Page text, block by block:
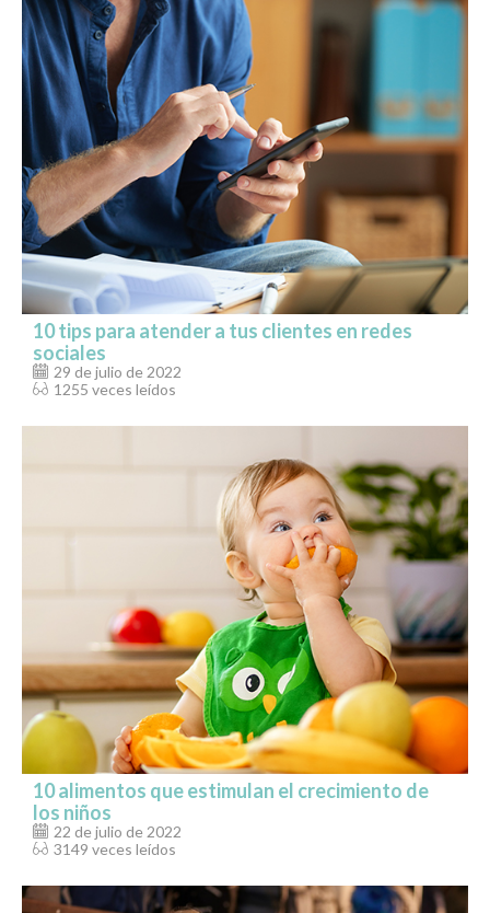
10 tips para atender a tus clientes en redes
sociales
29 de julio de 2022
1255 veces leídos
10 alimentos que estimulan el crecimiento de
los niños
22 de julio de 2022
3149 veces leídos